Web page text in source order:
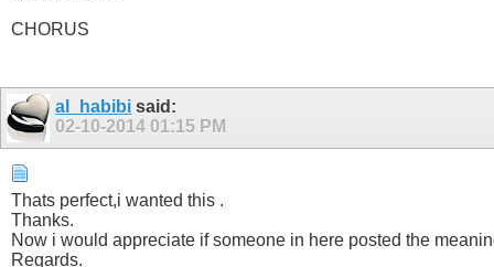
CHORUS
al_habibi said:
02-10-2014 01:15 PM
Thats perfect,i wanted this .
Thanks.
Now i would appreciate if someone in here posted the
Regards.